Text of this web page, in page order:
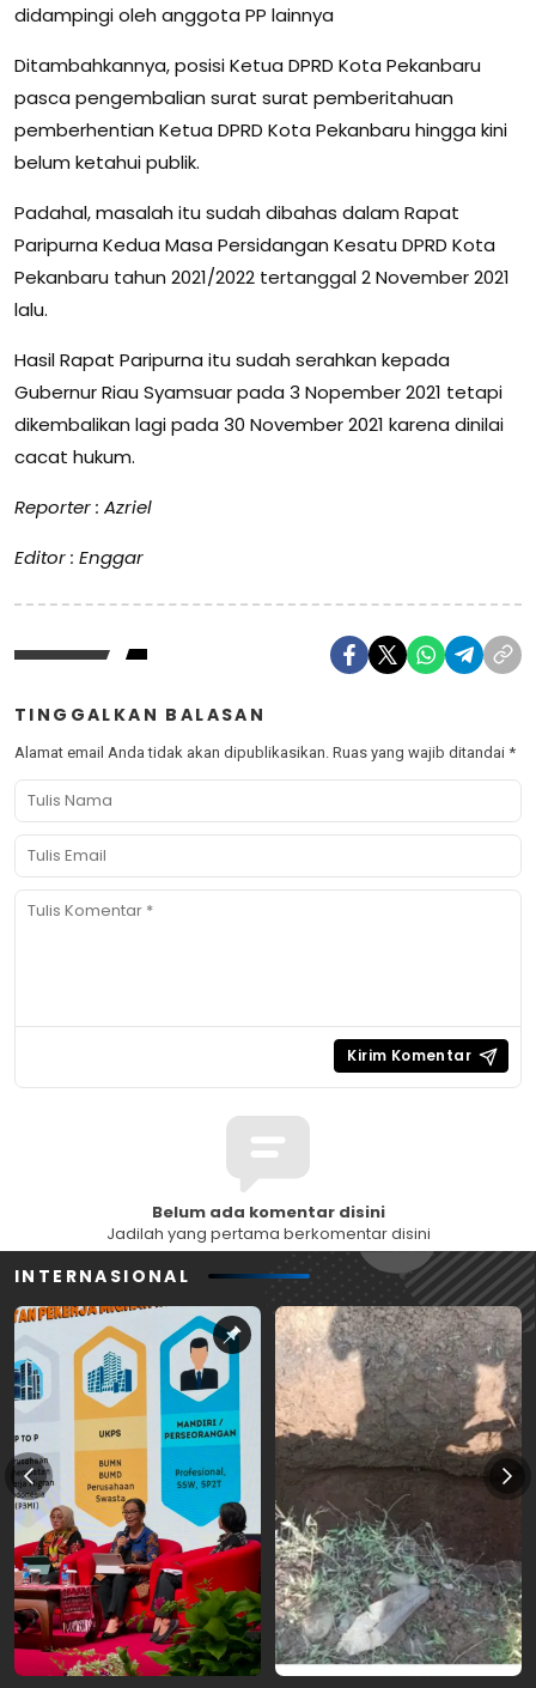
didampingi oleh anggota PP lainnya
Ditambahkannya, posisi Ketua DPRD Kota Pekanbaru
pasca pengembalian surat surat pemberitahuan
pemberhentian Ketua DPRD Kota Pekanbaru hingga kini
belum ketahui publik.
Padahal, masalah itu sudah dibahas dalam Rapat
Paripurna Kedua Masa Persidangan Kesatu DPRD Kota
Pekanbaru tahun 2021/2022 tertanggal 2 November 2021
lalu.
Hasil Rapat Paripurna itu sudah serahkan kepada
Gubernur Riau Syamsuar pada 3 Nopember 2021 tetapi
dikembalikan lagi pada 30 November 2021 karena dinilai
cacat hukum.
Reporter : Azriel
Editor : Enggar
TINGGALKAN BALASAN
Alamat email Anda tidak akan dipublikasikan. Ruas yang wajib ditandai *
Belum ada komentar disini
Jadilah yang pertama berkomentar disini
INTERNASIONAL